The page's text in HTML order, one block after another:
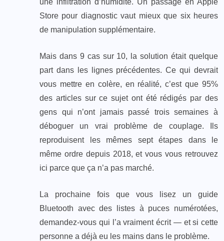
Store pour diagnostic vaut mieux que six heures
de manipulation supplémentaire.
Mais dans 9 cas sur 10, la solution était quelque
part dans les lignes précédentes. Ce qui devrait
vous mettre en colère, en réalité, c’est que 95%
des articles sur ce sujet ont été rédigés par des
gens qui n’ont jamais passé trois semaines à
déboguer un vrai problème de couplage. Ils
reproduisent les mêmes sept étapes dans le
même ordre depuis 2018, et vous vous retrouvez
ici parce que ça n’a pas marché.
La prochaine fois que vous lisez un guide
Bluetooth avec des listes à puces numérotées,
demandez-vous qui l’a vraiment écrit — et si cette
personne a déjà eu les mains dans le problème.